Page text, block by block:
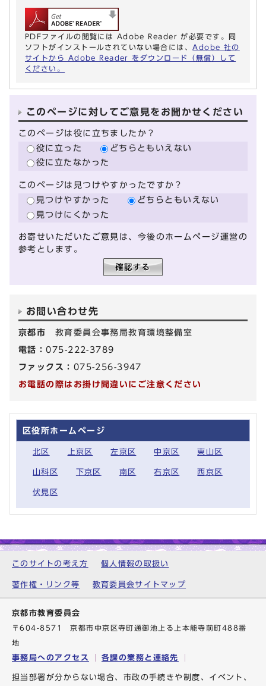
PDFファイルの閲覧には Adobe Reader が必要です。同
ソフトがインストールされていない場合には、 Adobe 社の
サイトから Adobe Reader をダウンロード（無償）して
ください。
このページに対してご意見をお聞かせください
このページは役に立ちましたか？
役に立った
どちらともいえない
役に立たなかった
このページは見つけやすかったですか？
見つけやすかった
どちらともいえない
見つけにくかった
お寄せいただいたご意見は、今後のホームページ運営の
参考とします。
お問い合わせ先
京都市 教育委員会事務局教育環境整備室
電話：075-222-3789
ファックス： 075-256-3947
お電話の際はお掛け間違いにご注意ください
区役所ホームページ
北区 上京区 左京区 中京区 東山区
山科区 下京区 南区 右京区 西京区
伏見区
このサイトの考え方 個人情報の取扱い
著作権・リンク等 教育委員会サイトマップ
京都市教育委員会
〒604-8571 京都市中京区寺町通御池上る上本能寺前町488番
地
事務局へのアクセス 各課の業務と連絡先
担当部署が分からない場合、市政の手続きや制度、イベント、